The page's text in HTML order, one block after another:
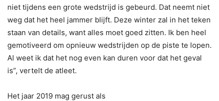
niet tijdens een grote wedstrijd is gebeurd. Dat neemt niet
weg dat het heel jammer blijft. Deze winter zal in het teken
staan van details, want alles moet goed zitten. Ik ben heel
gemotiveerd om opnieuw wedstrijden op de piste te lopen.
Al weet ik dat het nog even kan duren voor dat het geval
is”, vertelt de atleet.
Het jaar 2019 mag gerust als